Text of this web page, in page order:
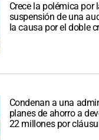
Crece la polémica por
suspensión de una
la causa por el doble
Condenan a una
planes de ahorro a
22 millones por